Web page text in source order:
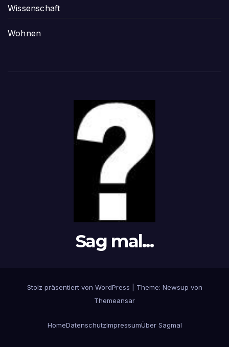
Wissenschaft
Wohnen
Sag mal...
Stolz präsentiert von WordPress
Theme: Newsup von
Themeansar
HomeDatenschutzImpressumÜber Sagmal